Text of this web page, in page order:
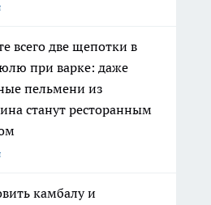
всего две щепотки в
при варке: даже
пельмени из
станут ресторанным
камбалу и